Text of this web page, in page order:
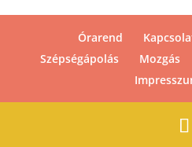
Órarend
Szépségápolás
Mozgás